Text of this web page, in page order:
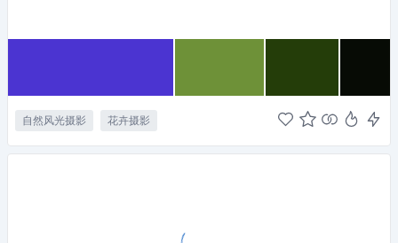
自然风光摄影 花卉摄影